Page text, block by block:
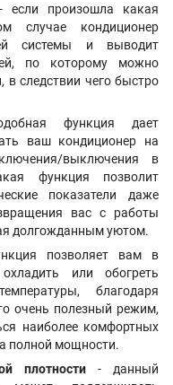
если произошла какая
кондиционер
системы и выводит
по которому можно
в следствии чего быстро
функция дает
ваш кондиционер на
выключения в
функция позволит
показатели даже
вас с работы
долгожданным уютом.
позволяет вам в
или обогреть
благодаря
очень полезный режим,
наиболее комфортных
полной мощности.
плотности - данный